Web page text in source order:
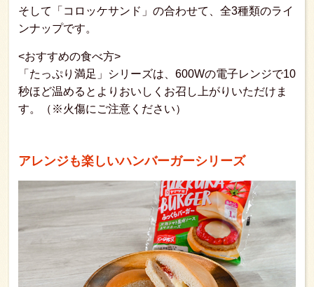
そして「コロッケサンド」の合わせて、全3種類のライ
ンナップです。
<おすすめの食べ方>
「たっぷり満足」シリーズは、600Wの電子レンジで10
秒ほど温めるとよりおいしくお召し上がりいただけま
す。（※火傷にご注意ください）
アレンジも楽しいハンバーガーシリーズ